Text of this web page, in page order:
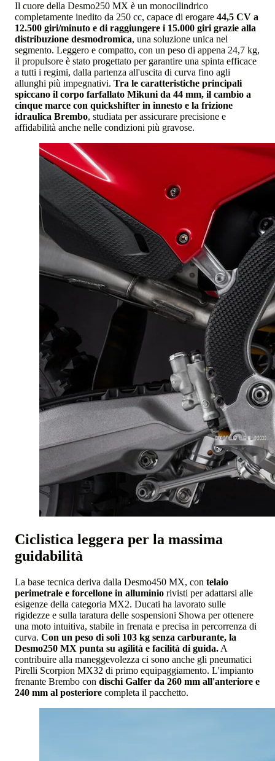
Il cuore della Desmo250 MX è un monocilindrico
completamente inedito da 250 cc, capace di erogare 44,5 CV a
12.500 giri/minuto e di raggiungere i 15.000 giri grazie alla
distribuzione desmodromica, una soluzione unica nel
segmento. Leggero e compatto, con un peso di appena 24,7 kg,
il propulsore è stato progettato per garantire una spinta efficace
a tutti i regimi, dalla partenza all'uscita di curva fino agli
allunghi più impegnativi. Tra le caratteristiche principali
spiccano il corpo farfallato Mikuni da 44 mm, il cambio a
cinque marce con quickshifter in innesto e la frizione
idraulica Brembo, studiata per assicurare precisione e
affidabilità anche nelle condizioni più gravose.
Ciclistica leggera per la massima
guidabilità
La base tecnica deriva dalla Desmo450 MX, con telaio
perimetrale e forcellone in alluminio rivisti per adattarsi alle
esigenze della categoria MX2. Ducati ha lavorato sulle
rigidezze e sulla taratura delle sospensioni Showa per ottenere
una moto intuitiva, stabile in frenata e precisa in percorrenza di
curva. Con un peso di soli 103 kg senza carburante, la
Desmo250 MX punta su agilità e facilità di guida. A
contribuire alla maneggevolezza ci sono anche gli pneumatici
Pirelli Scorpion MX32 di primo equipaggiamento. L'impianto
frenante Brembo con dischi Galfer da 260 mm all'anteriore e
240 mm al posteriore completa il pacchetto.